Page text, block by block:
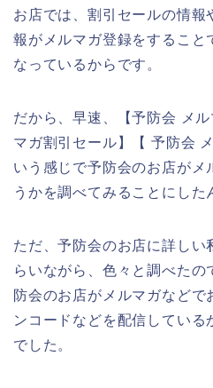
お店では、割引セールの情報
報がメルマガ登録をすること
なっているからです。
だから、早速、【予防会 メ
マガ割引セール】【 予防会
いう感じで予防会のお店がメ
うかを調べてみることにした
ただ、予防会のお店に詳しい
らいながら、色々と調べたの
防会のお店がメルマガなどで
ンコードなどを配信している
でした。